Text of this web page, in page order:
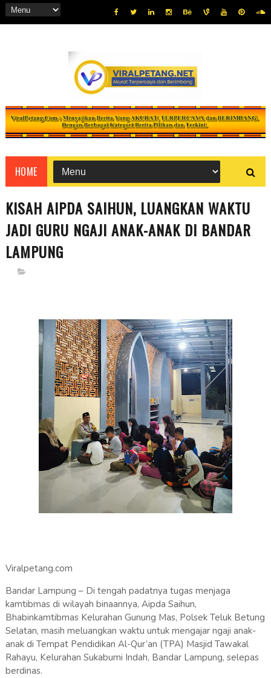
HOME
KISAH AIPDA SAIHUN, LUANGKAN WAKTU
JADI GURU NGAJI ANAK-ANAK DI BANDAR
LAMPUNG
Viralpetang.com
Bandar Lampung – Di tengah padatnya tugas menjaga
kamtibmas di wilayah binaannya, Aipda Saihun,
Bhabinkamtibmas Kelurahan Gunung Mas, Polsek Teluk Betung
Selatan, masih meluangkan waktu untuk mengajar ngaji anak-
anak di Tempat Pendidikan Al-Qur’an (TPA) Masjid Tawakal
Rahayu, Kelurahan Sukabumi Indah, Bandar Lampung, selepas
berdinas.